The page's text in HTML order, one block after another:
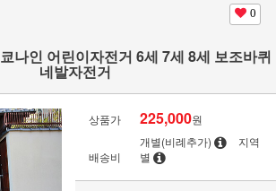
0
나인 어린이자전거 6세 7세 8세 보조바퀴
네발자전거
상품가 225,000원
배송비
개별(비례추가)
지역
별